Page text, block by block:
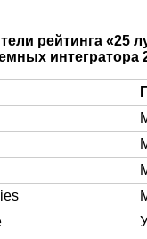
рейтинга «25
интегратора